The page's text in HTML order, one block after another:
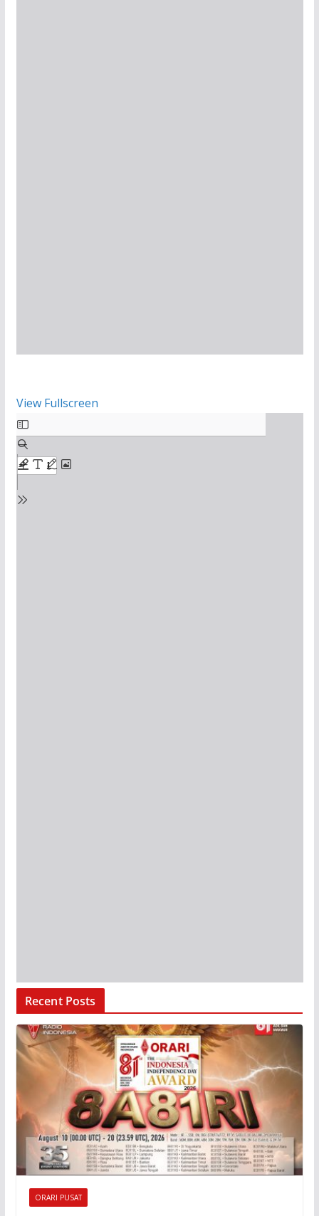
View Fullscreen
Recent Posts
ORARI PUSAT